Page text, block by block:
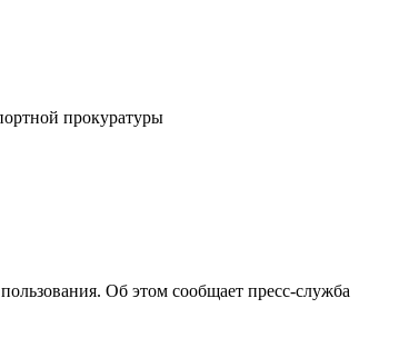
Об этом сообщает пресс-служба